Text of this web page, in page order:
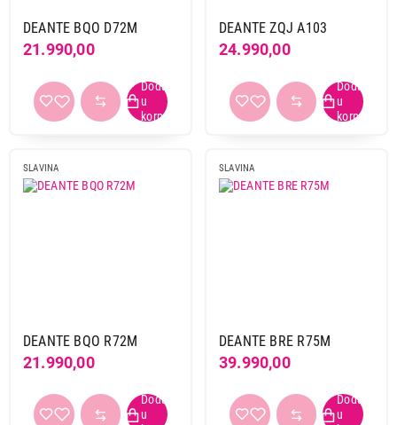
DEANTE BQO D72M
21.990,00
DEANTE ZQJ A103
24.990,00
SLAVINA
DEANTE BQO R72M
21.990,00
SLAVINA
DEANTE BRE R75M
39.990,00